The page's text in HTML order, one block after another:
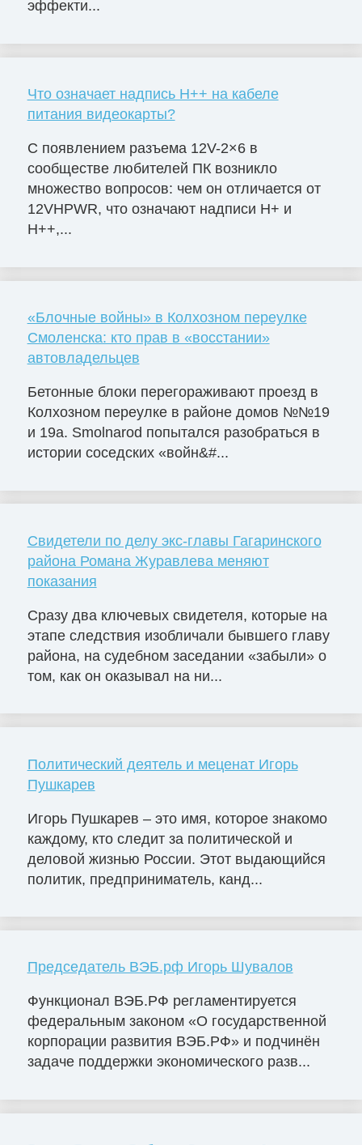
эффекти...
Что означает надпись H++ на кабеле
питания видеокарты?
С появлением разъема 12V-2×6 в
сообществе любителей ПК возникло
множество вопросов: чем он отличается от
12VHPWR, что означают надписи H+ и
H++,...
«Блочные войны» в Колхозном переулке
Смоленска: кто прав в «восстании»
автовладельцев
Бетонные блоки перегораживают проезд в
Колхозном переулке в районе домов №№19
и 19а. Smolnarod попытался разобраться в
истории соседских «войн&#...
Свидетели по делу экс-главы Гагаринского
района Романа Журавлева меняют
показания
Сразу два ключевых свидетеля, которые на
этапе следствия изобличали бывшего главу
района, на судебном заседании «забыли» о
том, как он оказывал на ни...
Политический деятель и меценат Игорь
Пушкарев
Игорь Пушкарев – это имя, которое знакомо
каждому, кто следит за политической и
деловой жизнью России. Этот выдающийся
политик, предприниматель, канд...
Председатель ВЭБ.рф Игорь Шувалов
Функционал ВЭБ.РФ регламентируется
федеральным законом «О государственной
корпорации развития ВЭБ.РФ» и подчинён
задаче поддержки экономического разв...